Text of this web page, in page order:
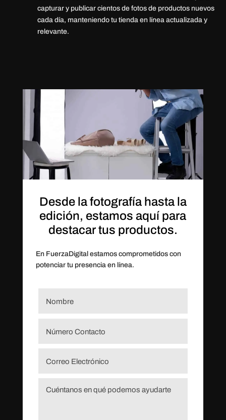
capturar y publicar cientos de fotos de productos nuevos
cada día, manteniendo tu tienda en línea actualizada y
relevante.
Desde la fotografía hasta la
edición, estamos aquí para
destacar tus productos.
En FuerzaDigital estamos comprometidos con
potenciar tu presencia en línea.